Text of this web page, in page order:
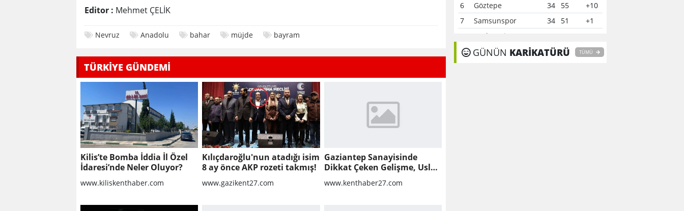
Editor : Mehmet ÇELİK
Nevruz Anadolu bahar müjde bayram
TÜRKİYE GÜNDEMİ
Kilis’te Bomba İddia İl Özel
İdaresi’nde Neler Oluyor?
www.kiliskenthaber.com
Kılıçdaroğlu'nun atadığı isim
8 ay önce AKP rozeti takmış!
www.gazikent27.com
Gaziantep Sanayisinde
Dikkat Çeken Gelişme, Uslu
Group Finansal Yeniden
Yapılandırma Sürecine Girdi
www.kenthaber27.com
6
Göztepe 34 55
+10
7
Samsunspor 34 51
+1
Çaykur Rizespor
9
Konyaspor 34 40
-7
GÜNÜN KARİKATÜRÜ TÜMÜ